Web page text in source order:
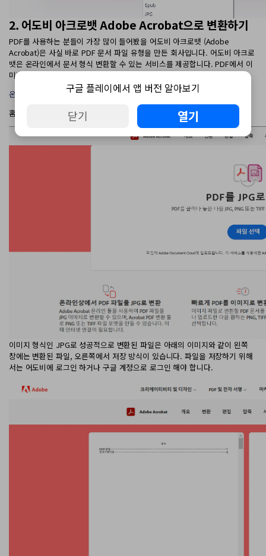
2. 어도비 아크로뱃 Adobe Acrobat으로 변환하기
PDF를 사용하는 분들이 가장 많이 들어봤을 어도비 아크로뱃 (Adobe
Acrobat)은 사실 바로 PDF 문서 파일 유형을 만든 회사입니다. 어도비 아크로
뱃은 온라인에서 문서 형식 변환할 수 있는 서비스를 제공합니다. PDF에서 이
미지로 변환할 분들은 아래의 링크를 참고하시면 됩니다.
온라인상에서 무료로 PDF를 JPG로 변환 | Adobe Acrobat (대한민국)
홈페이지에 액세스 한 다음 ‘파일 선택’ 버튼을 클릭하여 파일을 추가합니다.
이미지 형식인 JPG로 성공적으로 변환된 파일은 아래의 이미지와 같이 왼쪽
창에는 변환된 파일, 오른쪽에서 저장 방식이 있습니다. 파일을 저장하기 위해
서는 어도비에 로그인 하거나 구글 계정으로 로그인 해야 합니다.
구글 플레이에서 앱 버전 알아보기
닫기 열기